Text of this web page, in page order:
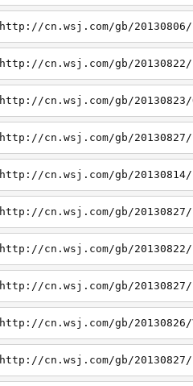
http://cn.wsj.com/gb/20130806/
http://cn.wsj.com/gb/20130822/
http://cn.wsj.com/gb/20130823/
http://cn.wsj.com/gb/20130827/
http://cn.wsj.com/gb/20130814/
http://cn.wsj.com/gb/20130827/
http://cn.wsj.com/gb/20130822/
http://cn.wsj.com/gb/20130827/
http://cn.wsj.com/gb/20130826/
http://cn.wsj.com/gb/20130827/